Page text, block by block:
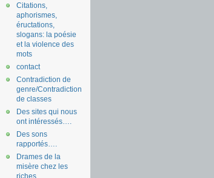
Citations,
aphorismes,
éructations,
slogans: la poésie
et la violence des
mots
contact
Contradiction de
genre/Contradiction
de classes
Des sites qui nous
ont intéressés….
Des sons
rapportés….
Drames de la
misère chez les
riches